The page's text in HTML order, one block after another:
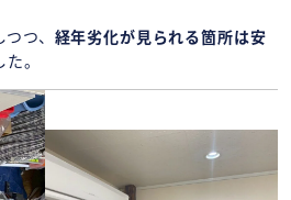
つ、 経年劣化が見られる箇所は安
。